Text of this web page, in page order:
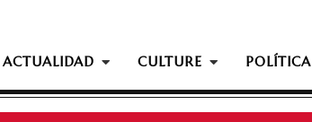
ACTUALIDAD CULTURE POLÍTICA